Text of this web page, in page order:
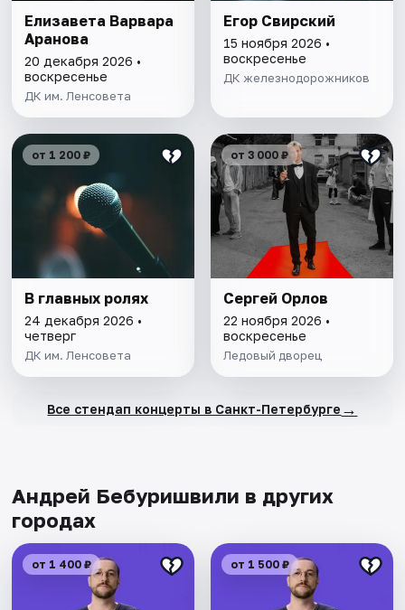
Елизавета Варвара
Аранова
20 декабря 2026 •
воскресенье
ДК им. Ленсовета
Егор Свирский
15 ноября 2026 •
воскресенье
ДК железнодорожников
от 1 200 ₽
В главных ролях
24 декабря 2026 •
четверг
ДК им. Ленсовета
от 3 000 ₽
Сергей Орлов
22 ноября 2026 •
воскресенье
Ледовый дворец
Все стендап концерты в Санкт-Петербурге →
Андрей Бебуришвили в других
городах
от 1 400 ₽ от 1 500 ₽